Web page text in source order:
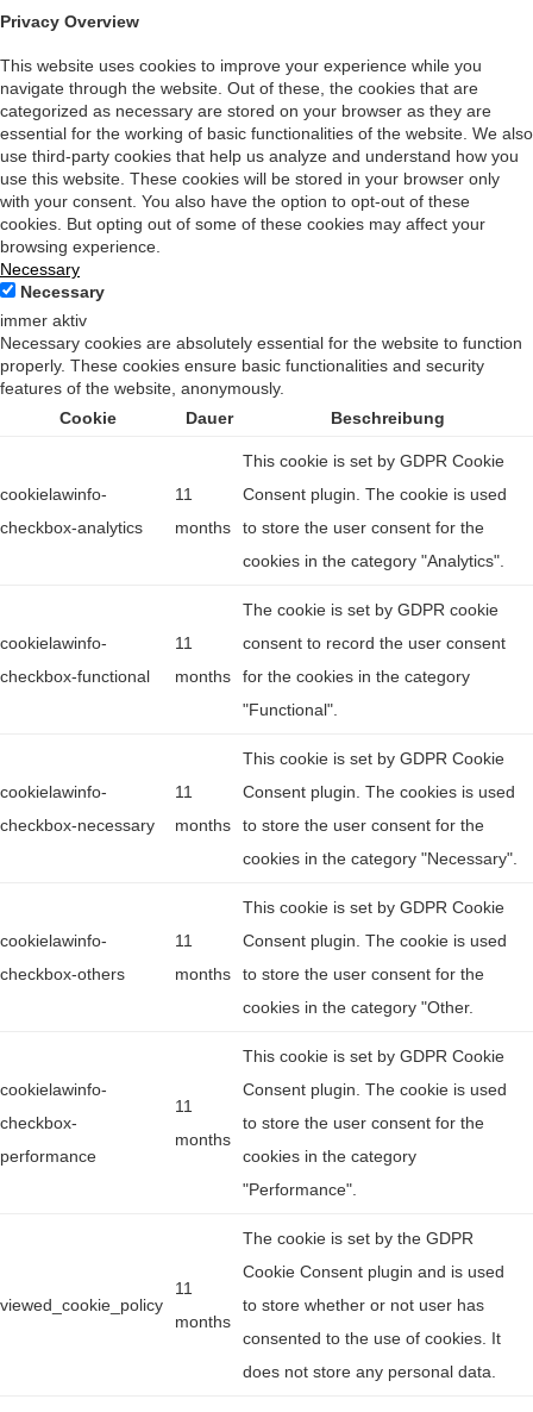
Privacy Overview
This website uses cookies to improve your experience while you
navigate through the website. Out of these, the cookies that are
categorized as necessary are stored on your browser as they are
essential for the working of basic functionalities of the website. We also
use third-party cookies that help us analyze and understand how you
use this website. These cookies will be stored in your browser only
with your consent. You also have the option to opt-out of these
cookies. But opting out of some of these cookies may affect your
browsing experience.
Necessary
Necessary
immer aktiv
Necessary cookies are absolutely essential for the website to function
properly. These cookies ensure basic functionalities and security
features of the website, anonymously.
Cookie
Dauer Beschreibung
cookielawinfo-
checkbox-analytics
11
months
This cookie is set by GDPR Cookie
Consent plugin. The cookie is used
to store the user consent for the
cookies in the category "Analytics".
cookielawinfo-
checkbox-functional
11
months
The cookie is set by GDPR cookie
consent to record the user consent
for the cookies in the category
"Functional".
cookielawinfo-
checkbox-necessary
11
months
This cookie is set by GDPR Cookie
Consent plugin. The cookies is used
to store the user consent for the
cookies in the category "Necessary".
cookielawinfo-
checkbox-others
11
months
This cookie is set by GDPR Cookie
Consent plugin. The cookie is used
to store the user consent for the
cookies in the category "Other.
cookielawinfo-
checkbox-
performance
11
months
This cookie is set by GDPR Cookie
Consent plugin. The cookie is used
to store the user consent for the
cookies in the category
"Performance".
viewed_cookie_policy
11
months
The cookie is set by the GDPR
Cookie Consent plugin and is used
to store whether or not user has
consented to the use of cookies. It
does not store any personal data.